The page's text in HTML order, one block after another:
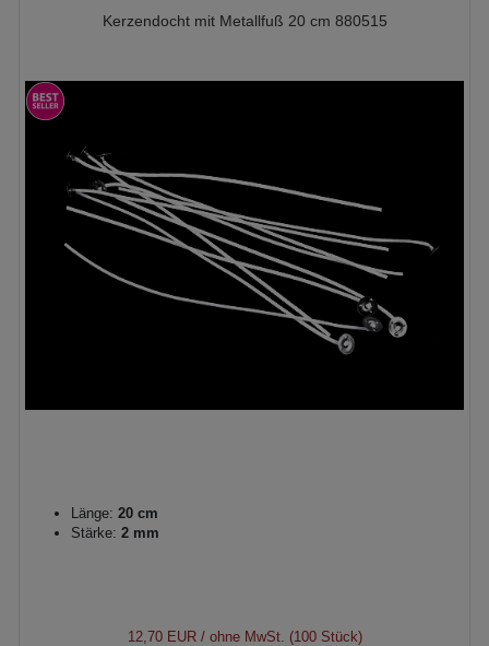
Kerzendocht mit Metallfuß 20 cm 880515
Länge: 20 cm
Stärke: 2 mm
12,70 EUR/ ohne MwSt. (100 Stück)